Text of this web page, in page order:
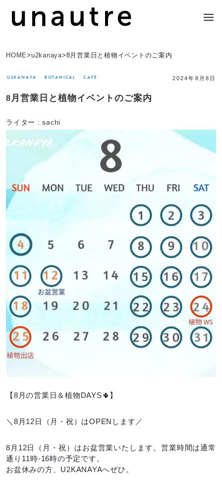
HOME>u2kanaya>8月営業日と植物イベントのご案内
U2KANAYA BOTANICAL CAFE 2024年8月8日
8月営業日と植物イベントのご案内
ライター :sachi
【8月の営業日＆植物DAYS🌵】
＼8月12日（月・祝）はOPENします／
8月12日（月・祝）はお盆営業いたします。営業時間は通常
通り11時-16時の予定です。
お盆休みの方、U2KANAYAへぜひ。